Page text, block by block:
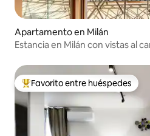
Apartamento en Milán
Estancia en Milán con vistas al
Favorito entre huéspedes
Favorito entre huéspedes